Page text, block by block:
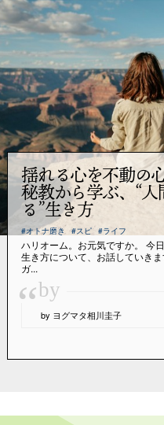
揺れる心を不動の
秘教から学ぶ、“
る”生き方
#オトナ磨き #スピ #ライフ
ハリオーム。お元気ですか。 今
生き方について、お話していき
ガ...
“by
by ヨグマタ相川圭子